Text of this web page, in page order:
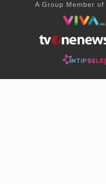
A Group Member of